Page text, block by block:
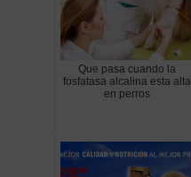
Que pasa cuando la
fosfatasa alcalina esta alta
en perros